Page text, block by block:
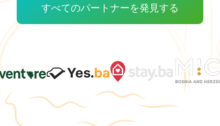
すべてのパートナーを発見する